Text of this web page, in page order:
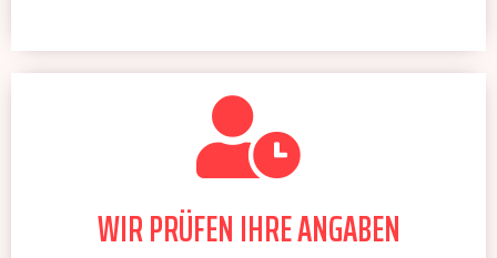
WIR PRÜFEN IHRE ANGABEN